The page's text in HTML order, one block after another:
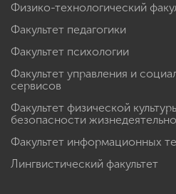
Физико-технологический
Факультет педагогики
Факультет психологии
Факультет управления и
сервисов
Факультет физической
безопасности
Факультет информационных
Лингвистический факультет